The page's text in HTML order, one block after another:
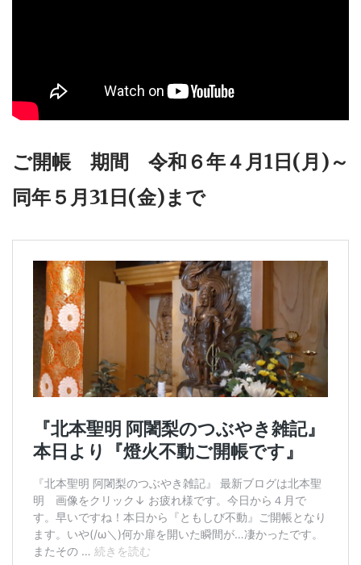
ご開帳 期間 令和６年４月1日(月)～
同年５月31日(金)まで